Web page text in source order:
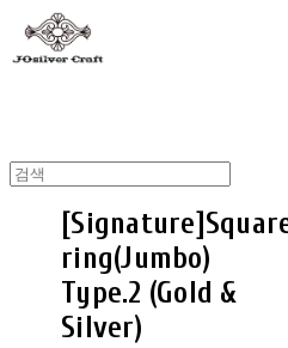
ring(Jumbo)
Type.2 (Gold &
Silver)